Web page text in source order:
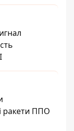
ракети ППО